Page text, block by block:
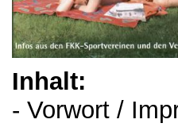
Inhalt:
- Vorwort /